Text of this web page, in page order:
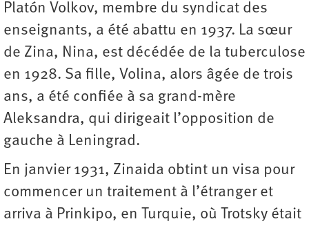
Platón Volkov, membre du syndicat des
enseignants, a été abattu en 1937. La sœur
de Zina, Nina, est décédée de la tuberculose
en 1928. Sa fille, Volina, alors âgée de trois
ans, a été confiée à sa grand-mère
Aleksandra, qui dirigeait l’opposition de
gauche à Leningrad.
En janvier 1931, Zinaida obtint un visa pour
commencer un traitement à l’étranger et
arriva à Prinkipo, en Turquie, où Trotsky était